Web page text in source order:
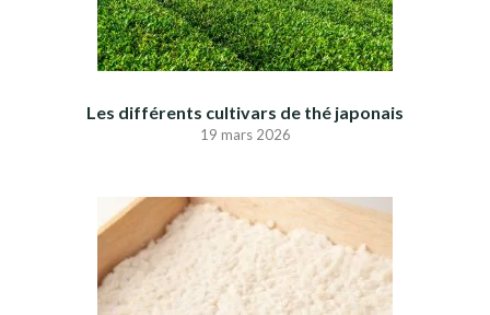
Les différents cultivars de thé japonais
19 mars 2026